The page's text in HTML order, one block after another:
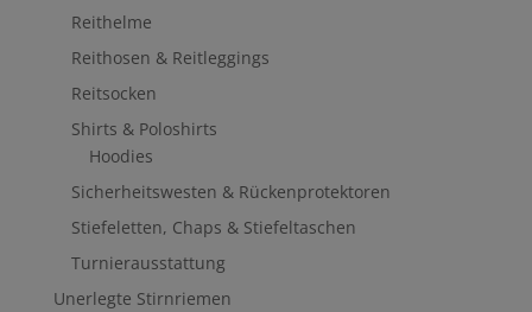
Reithelme
Reithosen & Reitleggings
Reitsocken
Shirts & Poloshirts
Hoodies
Sicherheitswesten & Rückenprotektoren
Stiefeletten, Chaps & Stiefeltaschen
Turnierausstattung
Unerlegte Stirnriemen